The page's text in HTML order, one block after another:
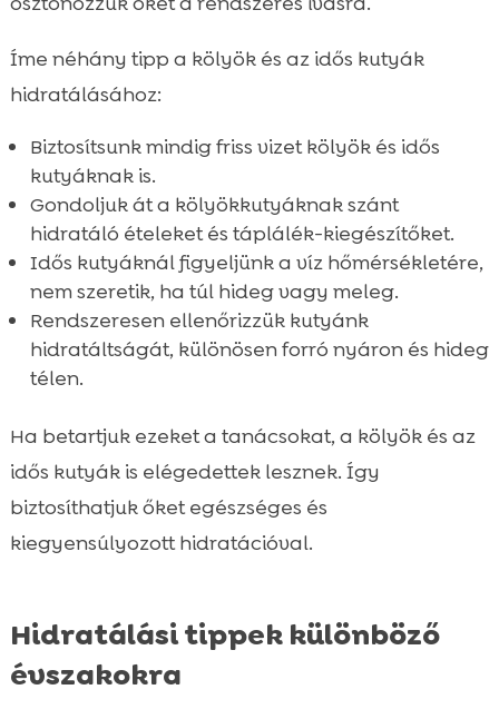
Íme néhány tipp a kölyök és az idős kutyák
hidratálásához:
Biztosítsunk mindig friss vizet kölyök és idős
kutyáknak is.
Gondoljuk át a kölyökkutyáknak szánt
hidratáló ételeket és táplálék-kiegészítőket.
Idős kutyáknál figyeljünk a víz hőmérsékletére,
nem szeretik, ha túl hideg vagy meleg.
Rendszeresen ellenőrizzük kutyánk
hidratáltságát, különösen forró nyáron és hideg
télen.
Ha betartjuk ezeket a tanácsokat, a kölyök és az
idős kutyák is elégedettek lesznek. Így
biztosíthatjuk őket egészséges és
kiegyensúlyozott hidratációval.
Hidratálási tippek különböző
évszakokra